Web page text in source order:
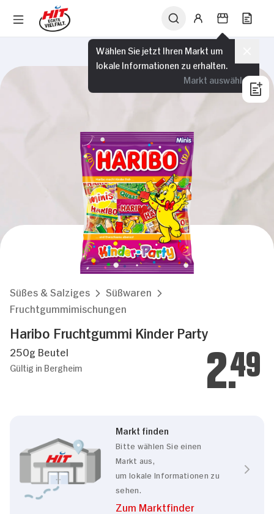
Wählen Sie jetzt Ihren Markt um
lokale Informationen zu erhalten.
Markt auswählen
Süßes & Salziges
Süßwaren
Fruchtgummimischungen
Haribo Fruchtgummi Kinder Party
250g Beutel
Gültig in Bergheim 2.49
Markt finden
Bitte wählen Sie einen
Markt aus,
um lokale Informationen zu
sehen.
Zum Marktfinder